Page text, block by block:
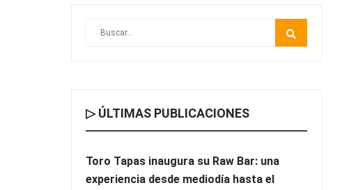
▷ ÚLTIMAS PUBLICACIONES
Toro Tapas inaugura su Raw Bar: una
experiencia desde mediodía hasta el